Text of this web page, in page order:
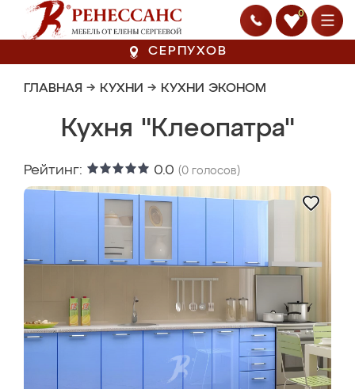
0
СЕРПУХОВ
ГЛАВНАЯ → КУХНИ → КУХНИ ЭКОНОМ
Кухня "Клеопатра"
Рейтинг: 0.0 (0 голосов)